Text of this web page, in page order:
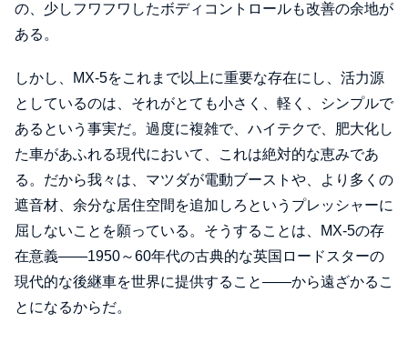
の、少しフワフワしたボディコントロールも改善の余地が
ある。
しかし、MX-5をこれまで以上に重要な存在にし、活力源
としているのは、それがとても小さく、軽く、シンプルで
あるという事実だ。過度に複雑で、ハイテクで、肥大化し
た車があふれる現代において、これは絶対的な恵みであ
る。だから我々は、マツダが電動ブーストや、より多くの
遮音材、余分な居住空間を追加しろというプレッシャーに
屈しないことを願っている。そうすることは、MX-5の存
在意義――1950～60年代の古典的な英国ロードスターの
現代的な後継車を世界に提供すること――から遠ざかるこ
とになるからだ。